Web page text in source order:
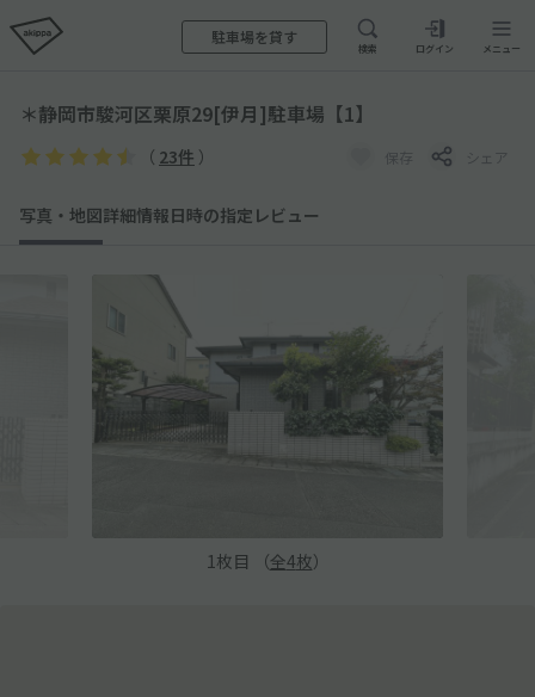
駐車場を貸す
検索 ログイン メニュー
＊静岡市駿河区栗原29[伊月]駐車場【1】
（ 23件 ） 保存 シェア
写真・地図詳細情報日時の指定 レビュー
1 枚目 （全4枚）